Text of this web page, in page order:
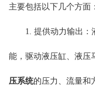
主要包括以下几个方面：
1. 提供动力输出：
能，驱动液压缸、液压
压系统的压力、流量和